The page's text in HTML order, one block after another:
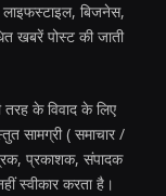
बिजनेस,
खबरें पोस्ट की जाती
के विवाद के लिए
सामग्री ( समाचार /
प्रकाशक, संपादक
स्वीकार करता है।